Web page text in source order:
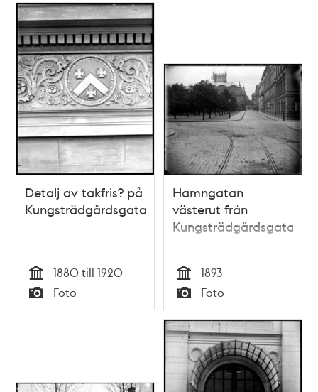
Detalj av takfris? på
Kungsträdgårdsgatan
Tid
1880 till 1920
Typ
Foto
Hamngatan
västerut från
Kungsträdgårdsgatan
Tid
1893
Typ
Foto